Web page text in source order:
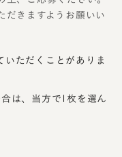
だきますようお願いい
いただくことがありま
は、当方で1枚を選ん